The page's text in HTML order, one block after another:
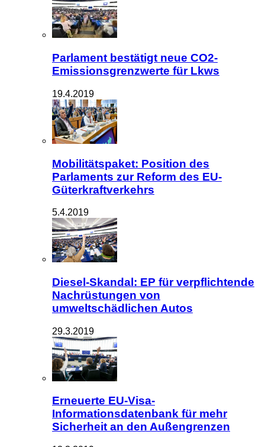
Parlament bestätigt neue CO2-
Emissionsgrenzwerte für Lkws
19.4.2019
Mobilitätspaket: Position des
Parlaments zur Reform des EU-
Güterkraftverkehrs
5.4.2019
Diesel-Skandal: EP für verpflichtende
Nachrüstungen von
umweltschädlichen Autos
29.3.2019
Erneuerte EU-Visa-
Informationsdatenbank für mehr
Sicherheit an den Außengrenzen